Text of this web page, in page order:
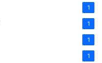
1
1
1
1